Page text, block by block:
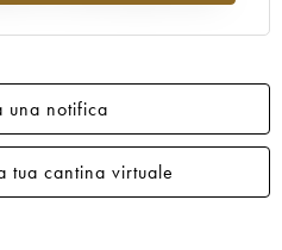
una notifica
tua cantina virtuale